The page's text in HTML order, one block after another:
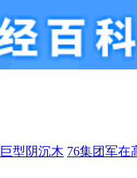
型阴沉木 76集团军在